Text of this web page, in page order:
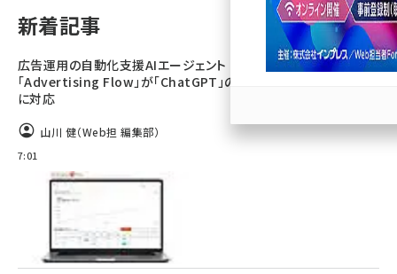
llmo (1171)
新着記事
広告運用の自動化支援AIエージェント
「Advertising Flow」が「ChatGPT」の広告
に対応
山川 健（Web担 編集部）
7:01